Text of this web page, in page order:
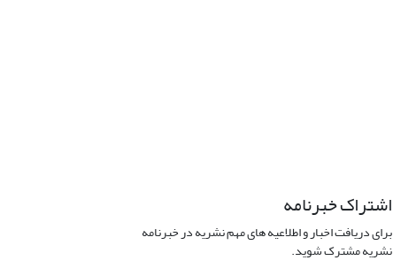
اشتراک خبرنامه
برای دریافت اخبار و اطلاعیه های مهم نشریه در خبرنامه
نشریه مشترک شوید.